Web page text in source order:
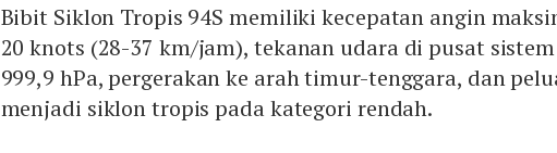
Bibit Siklon Tropis 94S memiliki kecepatan angin
20 knots (28-37 km/jam), tekanan udara di pusat sistem
999,9 hPa, pergerakan ke arah timur-tenggara, dan
menjadi siklon tropis pada kategori rendah.